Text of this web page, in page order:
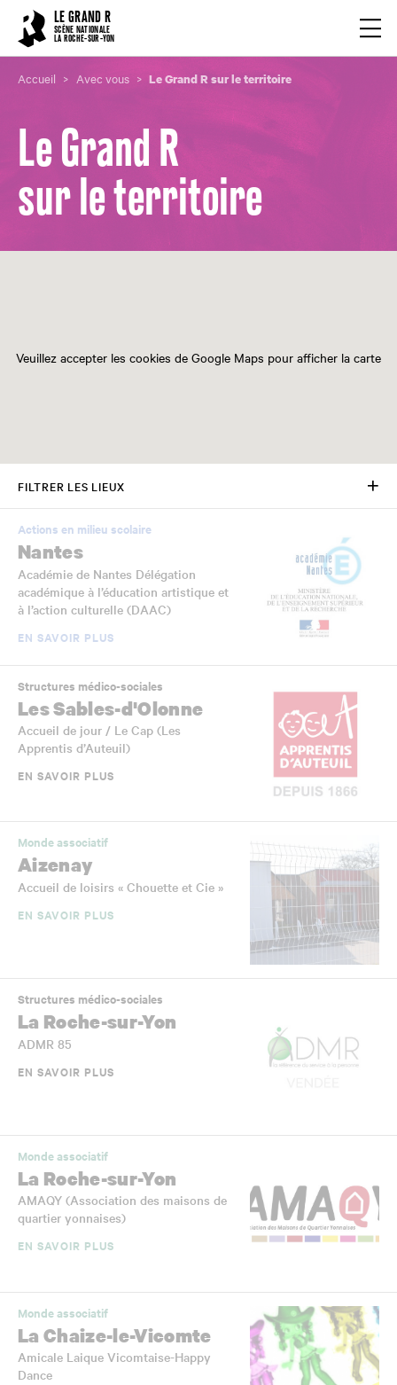
LE GRAND R
SCÈNE NATIONALE
LA ROCHE-SUR-YON
Accueil Avec vous Le Grand R sur le territoire
Le Grand R
sur le territoire
FILTRER LES LIEUX
Actions en milieu scolaire
Nantes
Académie de Nantes Délégation
académique à l’éducation artistique et
à l’action culturelle (DAAC)
EN SAVOIR PLUS
Structures médico-sociales
Les Sables-d'Olonne
Accueil de jour / Le Cap (Les
Apprentis d’Auteuil)
EN SAVOIR PLUS
Monde associatif
Aizenay
Accueil de loisirs « Chouette et Cie »
EN SAVOIR PLUS
Structures médico-sociales
La Roche-sur-Yon
ADMR 85
EN SAVOIR PLUS
Monde associatif
La Roche-sur-Yon
AMAQY (Association des maisons de
quartier yonnaises)
EN SAVOIR PLUS
Monde associatif
La Chaize-le-Vicomte
Amicale Laique Vicomtaise-Happy
Dance
Cookies management panel